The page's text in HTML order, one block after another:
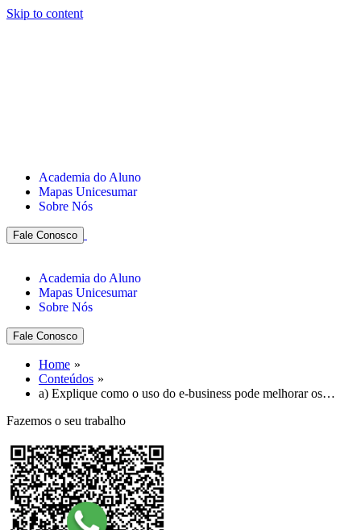
Skip to content
Academia do Aluno
Mapas Unicesumar
Sobre Nós
Fale Conosco
Academia do Aluno
Mapas Unicesumar
Sobre Nós
Fale Conosco
Home
Conteúdos
a) Explique como o uso do e-business pode melhorar os…
Fazemos o seu trabalho